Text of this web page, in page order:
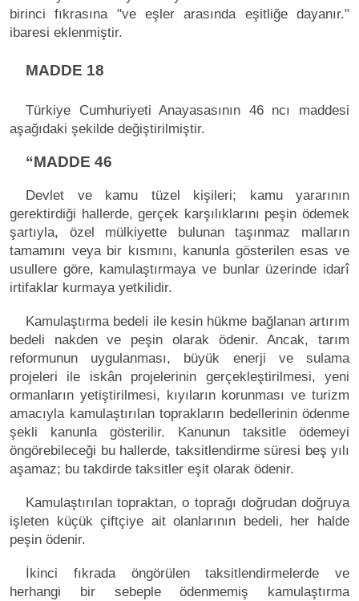
birinci fıkrasına "ve eşler arasında eşitliğe dayanır."
ibaresi eklenmiştir.
MADDE 18
Türkiye Cumhuriyeti Anayasasının 46 ncı maddesi
aşağıdaki şekilde değiştirilmiştir.
“MADDE 46
Devlet ve kamu tüzel kişileri; kamu yararının
gerektirdiği hallerde, gerçek karşılıklarını peşin ödemek
şartıyla, özel mülkiyette bulunan taşınmaz malların
tamamını veya bir kısmını, kanunla gösterilen esas ve
usullere göre, kamulaştırmaya ve bunlar üzerinde idarî
irtifaklar kurmaya yetkilidir.
Kamulaştırma bedeli ile kesin hükme bağlanan artırım
bedeli nakden ve peşin olarak ödenir. Ancak, tarım
reformunun uygulanması, büyük enerji ve sulama
projeleri ile iskân projelerinin gerçekleştirilmesi, yeni
ormanların yetiştirilmesi, kıyıların korunması ve turizm
amacıyla kamulaştırılan toprakların bedellerinin ödenme
şekli kanunla gösterilir. Kanunun taksitle ödemeyi
öngörebileceği bu hallerde, taksitlendirme süresi beş yılı
aşamaz; bu takdirde taksitler eşit olarak ödenir.
Kamulaştırılan topraktan, o toprağı doğrudan doğruya
işleten küçük çiftçiye ait olanlarının bedeli, her halde
peşin ödenir.
İkinci fıkrada öngörülen taksitlendirmelerde ve
herhangi bir sebeple ödenmemiş kamulaştırma